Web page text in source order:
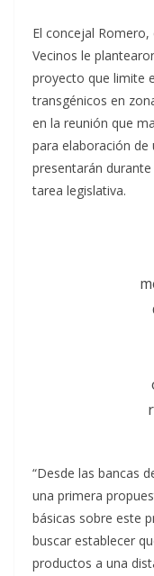
El concejal
Vecinos le
proyecto que limite
transgénicos en
en la reunión que
para elaboración
presentarán
tarea legislativa.
“Desde las bancas
una primera
básicas sobre este
buscar establecer
productos a una